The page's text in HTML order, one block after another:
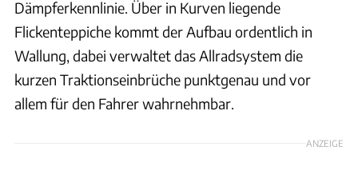
Dämpferkennlinie. Über in Kurven liegende
Flickenteppiche kommt der Aufbau ordentlich in
Wallung, dabei verwaltet das Allradsystem die
kurzen Traktionseinbrüche punktgenau und vor
allem für den Fahrer wahrnehmbar.
ANZEIGE